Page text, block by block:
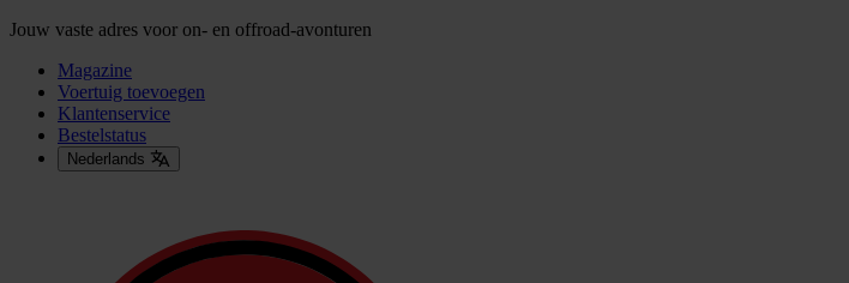
Jouw vaste adres voor on- en offroad-avonturen
Magazine
Voertuig toevoegen
Klantenservice
Bestelstatus
Nederlands